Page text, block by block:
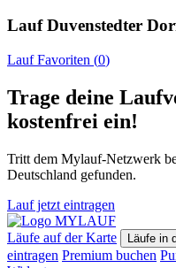
LaufDuvenstedter
LaufFavoriten (0)
Trage deine
kostenfrei ein!
Tritt dem Mylauf-Netzwerk
Deutschland gefunden.
Lauf jetzt eintragen
Läufe auf der Karte Läufe in
eintragen Premium buchen